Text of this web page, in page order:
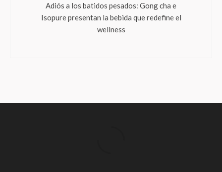
Adiós a los batidos pesados: Gong cha e
Isopure presentan la bebida que redefine el
wellness